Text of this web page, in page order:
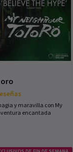
y maravilla con My
encantada